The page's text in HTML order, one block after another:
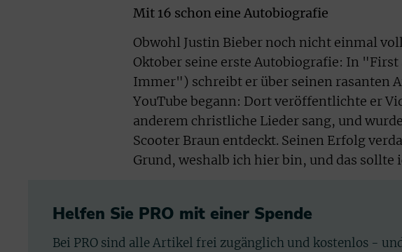
Mit 16 schon eine Autobiografie
Obwohl Justin Bieber noch nicht einmal
Oktober seine erste Autobiografie: In
Immer") schreibt er über seinen rasanten
YouTube begann: Dort veröffentlichte er
anderem christliche Lieder sang, und
Scooter Braun entdeckt. Seinen Erfolg
Grund, weshalb ich hier bin, und das sollte
Helfen Sie PRO mit einer Spende
Bei PRO sind alle Artikel frei zugänglich und kostenlos -